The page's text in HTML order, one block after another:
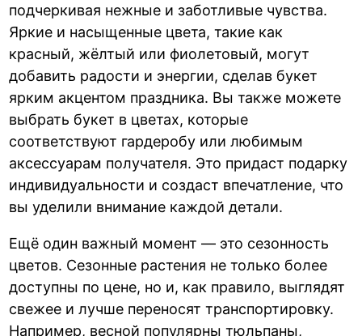
подчеркивая нежные и заботливые чувства.
Яркие и насыщенные цвета, такие как
красный, жёлтый или фиолетовый, могут
добавить радости и энергии, сделав букет
ярким акцентом праздника. Вы также можете
выбрать букет в цветах, которые
соответствуют гардеробу или любимым
аксессуарам получателя. Это придаст подарку
индивидуальности и создаст впечатление, что
вы уделили внимание каждой детали.
Ещё один важный момент — это сезонность
цветов. Сезонные растения не только более
доступны по цене, но и, как правило, выглядят
свежее и лучше переносят транспортировку.
Например, весной популярны тюльпаны,